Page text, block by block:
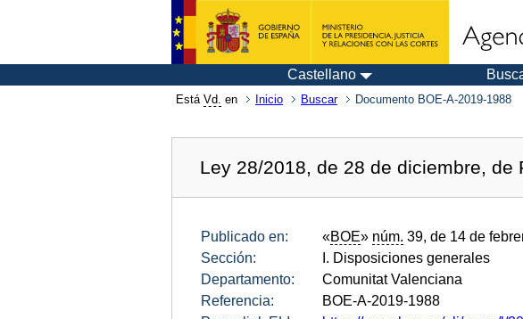
Castellano
Está Vd. en Inicio Buscar Documento BOE-A-2019-1988
Ley 28/2018, de 28 de diciembre,
Publicado en: «BOE» núm. 39, de 14 de
Sección:
I. Disposiciones generales
Departamento:
Comunitat Valenciana
Referencia:
BOE-A-2019-1988